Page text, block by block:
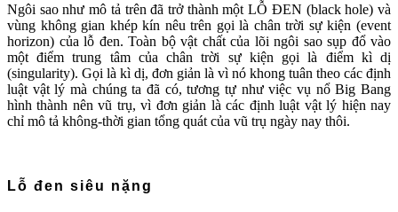
Ngôi sao như mô tả trên đã trở thành một LỖ ĐEN (black hole) và
vùng không gian khép kín nêu trên gọi là chân trời sự kiện (event
horizon) của lỗ đen. Toàn bộ vật chất của lõi ngôi sao sụp đổ vào
một điểm trung tâm của chân trời sự kiện gọi là điểm kì dị
(singularity). Gọi là kì dị, đơn giản là vì nó khong tuân theo các định
luật vật lý mà chúng ta đã có, tương tự như việc vụ nổ Big Bang
hình thành nên vũ trụ, vì đơn giản là các định luật vật lý hiện nay
chỉ mô tả không-thời gian tổng quát của vũ trụ ngày nay thôi.
Lỗ đen siêu nặng